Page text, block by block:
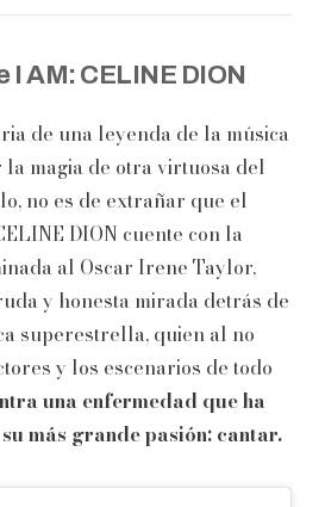
I AM: CELINE DION
de una leyenda de la música
magia de otra virtuosa del
no es de extrañar que el
DION cuente con la
al Oscar Irene Taylor,
y honesta mirada detrás de
superestrella, quien al no
y los escenarios de todo
una enfermedad que ha
más grande pasión: cantar.